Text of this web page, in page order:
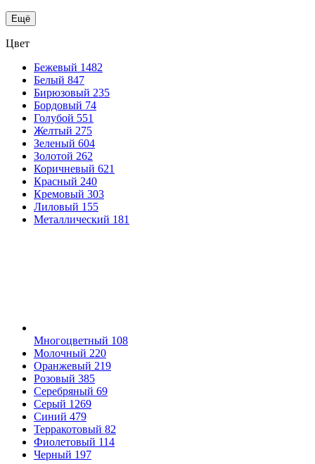
Ещё
Цвет
Бежевый 1482
Белый 847
Бирюзовый 235
Бордовый 74
Голубой 551
Желтый 275
Зеленый 604
Золотой 262
Коричневый 621
Красный 240
Кремовый 303
Лиловый 155
Металлический 181
Многоцветный 108
Молочный 220
Оранжевый 219
Розовый 385
Серебряный 69
Серый 1269
Синий 479
Терракотовый 82
Фиолетовый 114
Черный 197